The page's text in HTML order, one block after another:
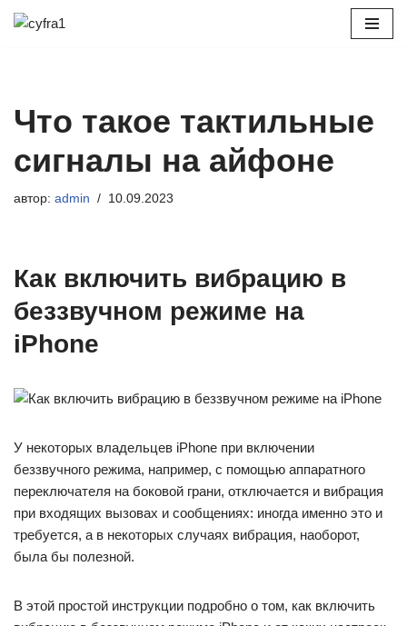
Что такое тактильные
сигналы на айфоне
автор: admin 10.09.2023
Как включить вибрацию в
беззвучном режиме на
iPhone
У некоторых владельцев iPhone при включении
беззвучного режима, например, с помощью аппаратного
переключателя на боковой грани, отключается и вибрация
при входящих вызовах и сообщениях: иногда именно это и
требуется, а в некоторых случаях вибрация, наоборот,
была бы полезной.
В этой простой инструкции подробно о том, как включить